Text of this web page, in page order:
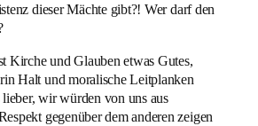
dieser Mächte gibt?! Wer darf den
Kirche und Glauben etwas Gutes,
Halt und moralische Leitplanken
wir würden von uns aus
gegenüber dem anderen zeigen